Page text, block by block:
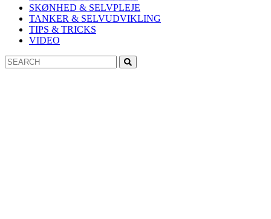
SKØNHED & SELVPLEJE
TANKER & SELVUDVIKLING
TIPS & TRICKS
VIDEO
Search
for: